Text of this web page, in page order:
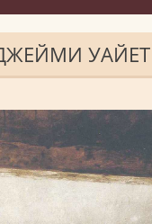
ДЖЕЙМИ УАЙЕТ